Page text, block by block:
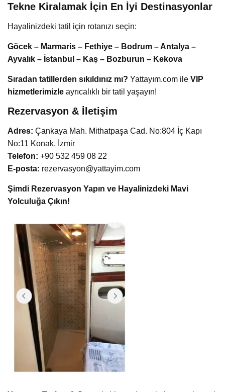
Tekne Kiralamak İçin En İyi Destinasyonlar
Hayalinizdeki tatil için rotanızı seçin:
Göcek – Marmaris – Fethiye – Bodrum – Antalya –
Ayvalık – İstanbul – Kaş – Bozburun – Kekova
Sıradan tatillerden sıkıldınız mı? Yattayım.com ile VIP
hizmetlerimizle ayrıcalıklı bir tatil yaşayın!
Rezervasyon & İletişim
Adres: Çankaya Mah. Mithatpaşa Cad. No:804 İç Kapı
No:11 Konak, İzmir
Telefon: +90 532 459 08 22
E-posta: rezervasyon@yattayim.com
Şimdi Rezervasyon Yapın ve Hayalinizdeki Mavi
Yolculuğa Çıkın!